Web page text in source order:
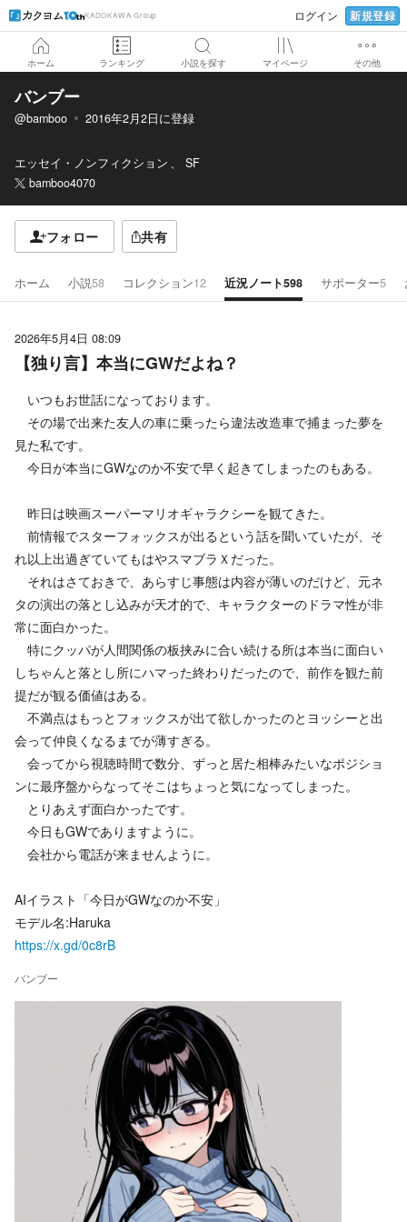
KADOKAWA Group ログイン 新規登録
ホーム ランキング 小説を探す マイページ その他
バンブー
@bamboo 2016年2月2日に登録
エッセイ・ノンフィクション
SF
bamboo4070
フォロー 共有
ホーム 小説58 コレクション12 近況ノート598 サポーター5
2026年5月4日 08:09
【独り言】本当にGWだよね？
いつもお世話になっております。
その場で出来た友人の車に乗ったら違法改造車で捕まった夢を
見た私です。
今日が本当にGWなのか不安で早く起きてしまったのもある。
昨日は映画スーパーマリオギャラクシーを観てきた。
前情報でスターフォックスが出るという話を聞いていたが、そ
れ以上出過ぎていてもはやスマブラＸだった。
それはさておきで、あらすじ事態は内容が薄いのだけど、元ネ
タの演出の落とし込みが天才的で、キャラクターのドラマ性が非
常に面白かった。
特にクッパが人間関係の板挟みに合い続ける所は本当に面白い
しちゃんと落とし所にハマった終わりだったので、前作を観た前
提だが観る価値はある。
不満点はもっとフォックスが出て欲しかったのとヨッシーと出
会って仲良くなるまでが薄すぎる。
会ってから視聴時間で数分、ずっと居た相棒みたいなポジショ
ンに最序盤からなってそこはちょっと気になってしまった。
とりあえず面白かったです。
今日もGWでありますように。
会社から電話が来ませんように。
AIイラスト「今日がGWなのか不安」
モデル名:Haruka
https://x.gd/0c8rB
バンブー